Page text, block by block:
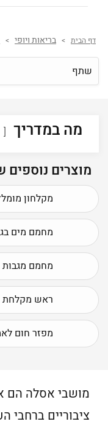
דף הבית > בריאות ויופי >
שתף
מה במדריך
מוצרים נוספים
מקלחון
מחמם מים
מחמם
ראש מקלחת
מפזר חום
מושבי אסלה הם
ציבוריים ברחבי